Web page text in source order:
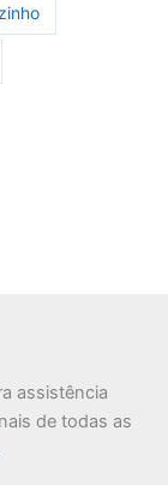
assistência
de todas as